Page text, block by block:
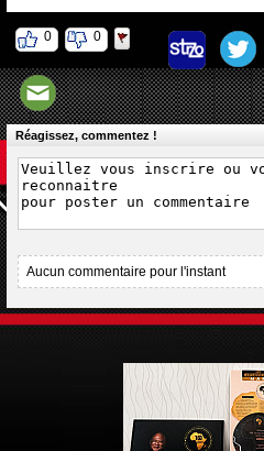
0 0
Réagissez, commentez !
Aucun commentaire pour l'instant